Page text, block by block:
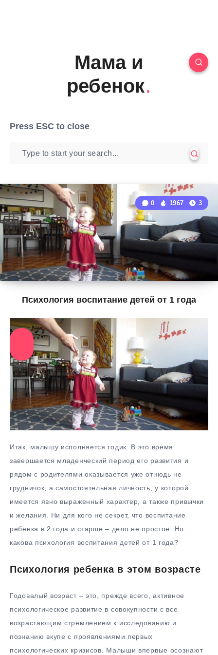
Мама и
ребенок
Press ESC to close
Психология воспитание детей от 1 года
0 1967 3
Итак, малышу исполняется годик. В это время
завершается младенческий период его развития и
рядом с родителями оказывается уже отнюдь не
грудничок, а самостоятельная личность, у которой
имеется явно выраженный характер, а также привычки
и желания. Ни для кого не секрет, что воспитание
ребенка в 2 года и старше – дело не простое. Но
какова психология воспитания детей от 1 года?
Психология ребенка в этом возрасте
Годовалый возраст – это, прежде всего, активное
психологическое развитие в совокупности с все
возрастающим стремлением к исследованию и
познанию вкупе с проявлениями первых
психологических кризисов. Малыши впервые осознают